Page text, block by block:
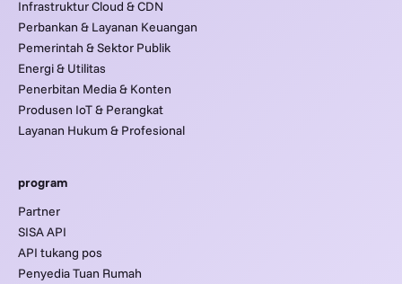
Infrastruktur Cloud & CDN
Perbankan & Layanan Keuangan
Pemerintah & Sektor Publik
Energi & Utilitas
Penerbitan Media & Konten
Produsen IoT & Perangkat
Layanan Hukum & Profesional
program
Partner
SISA API
API tukang pos
Penyedia Tuan Rumah